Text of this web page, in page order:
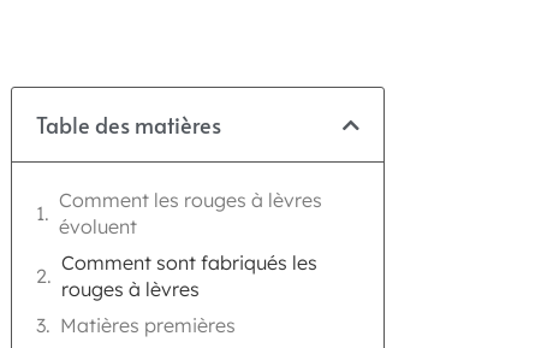
Table des matières
Comment les rouges à lèvres
évoluent
Comment sont fabriqués les
rouges à lèvres
Matières premières